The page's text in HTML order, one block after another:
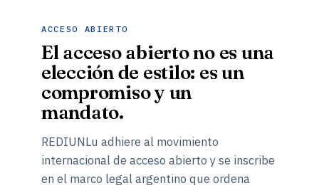
ACCESO ABIERTO
El acceso abierto no es una
elección de estilo: es un
compromiso y un
mandato.
REDIUNLu adhiere al movimiento
internacional de acceso abierto y se inscribe
en el marco legal argentino que ordena